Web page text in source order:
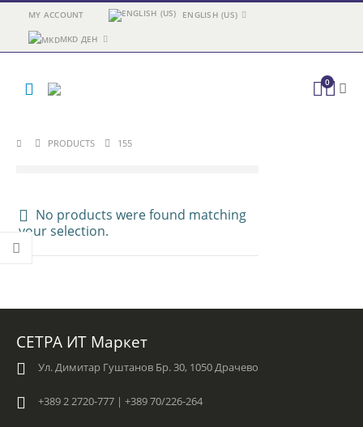
MY ACCOUNT ENGLISH (US)
MKD ДЕН
0
PRODUCTS 155
No products were found matching
your selection.
СЕТРА ИТ Маркет
Ул. Димитар Гуштанов Бр. 30, 1050 Драчево
+389 2 2720-777 | +389 70/226-264